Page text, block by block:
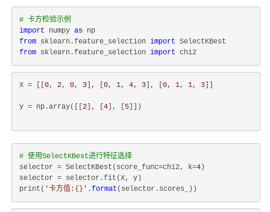
# 卡方检验示例
import numpy as
from sklearn.feature_selection import
from sklearn.feature_selection import
X = [[ 0, 2, 0, 3 ], [ 0, 1, 4, 3 ], [ 0, 1, 1, 3
y = np.array([[ 2 ], [ 4 ], [ 5 ]])
# 使用SelectKBest进行特征选择
selector = SelectKBest(score_func=chi2, k=4 )
selector = selector.fit(X, y)
print( '卡方值:{}' .format